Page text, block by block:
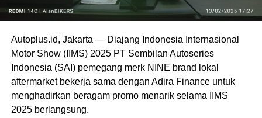
Autoplus.id, Jakarta — Diajang Indonesia Internasional
Motor Show (IIMS) 2025 PT Sembilan Autoseries
Indonesia (SAI) pemegang merk NINE brand lokal
aftermarket bekerja sama dengan Adira Finance untuk
menghadirkan beragam promo menarik selama IIMS
2025 berlangsung.